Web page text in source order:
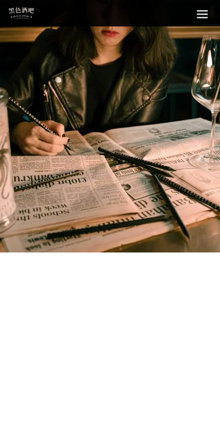
黑色酒吧